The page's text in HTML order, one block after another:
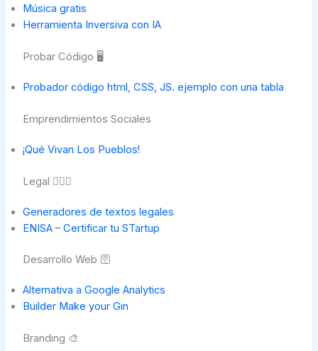
Música gratis
Herramienta Inversiva con IA
Probar Código 🖥️
Probador código html, CSS, JS. ejemplo con una tabla
Emprendimientos Sociales
¡Qué Vivan Los Pueblos!
Legal 👨🏻‍⚖️
Generadores de textos legales
ENISA – Certificar tu STartup
Desarrollo Web 🛜
Alternativa a Google Analytics
Builder Make your Gin
Branding 🎨